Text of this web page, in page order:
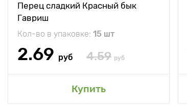
Перец сладкий Красный бык
Гавриш
Кол-во в упаковке: 15 шт
2.69 руб 4.59 руб
Купить